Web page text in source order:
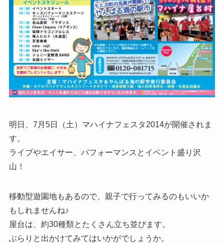
明日、7月5日（土）マハイナフェスタ2014が開催されま
す。
ライブやエイサー、パフォーマンスとイベント盛り沢
山！
移動型遊園地もあるので、親子で行ってみるのもいいか
もしれませんね♪
屋台は、約30種類とたくさん立ち並びます。
ぶらりと出かけてみてはいかがでしょうか。